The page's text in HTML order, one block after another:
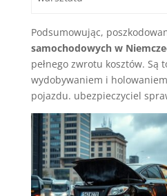
Podsumowując,
samochodowych w
pełnego zwrotu kosztów. Są
wydobywaniem i
pojazdu. ubezpieczyciel